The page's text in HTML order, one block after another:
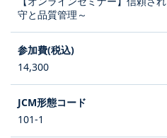
守と品質管理～
14,300
101-1